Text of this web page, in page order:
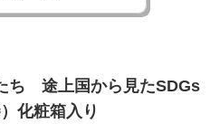
ち 途上国から見たSDGs
）化粧箱入り